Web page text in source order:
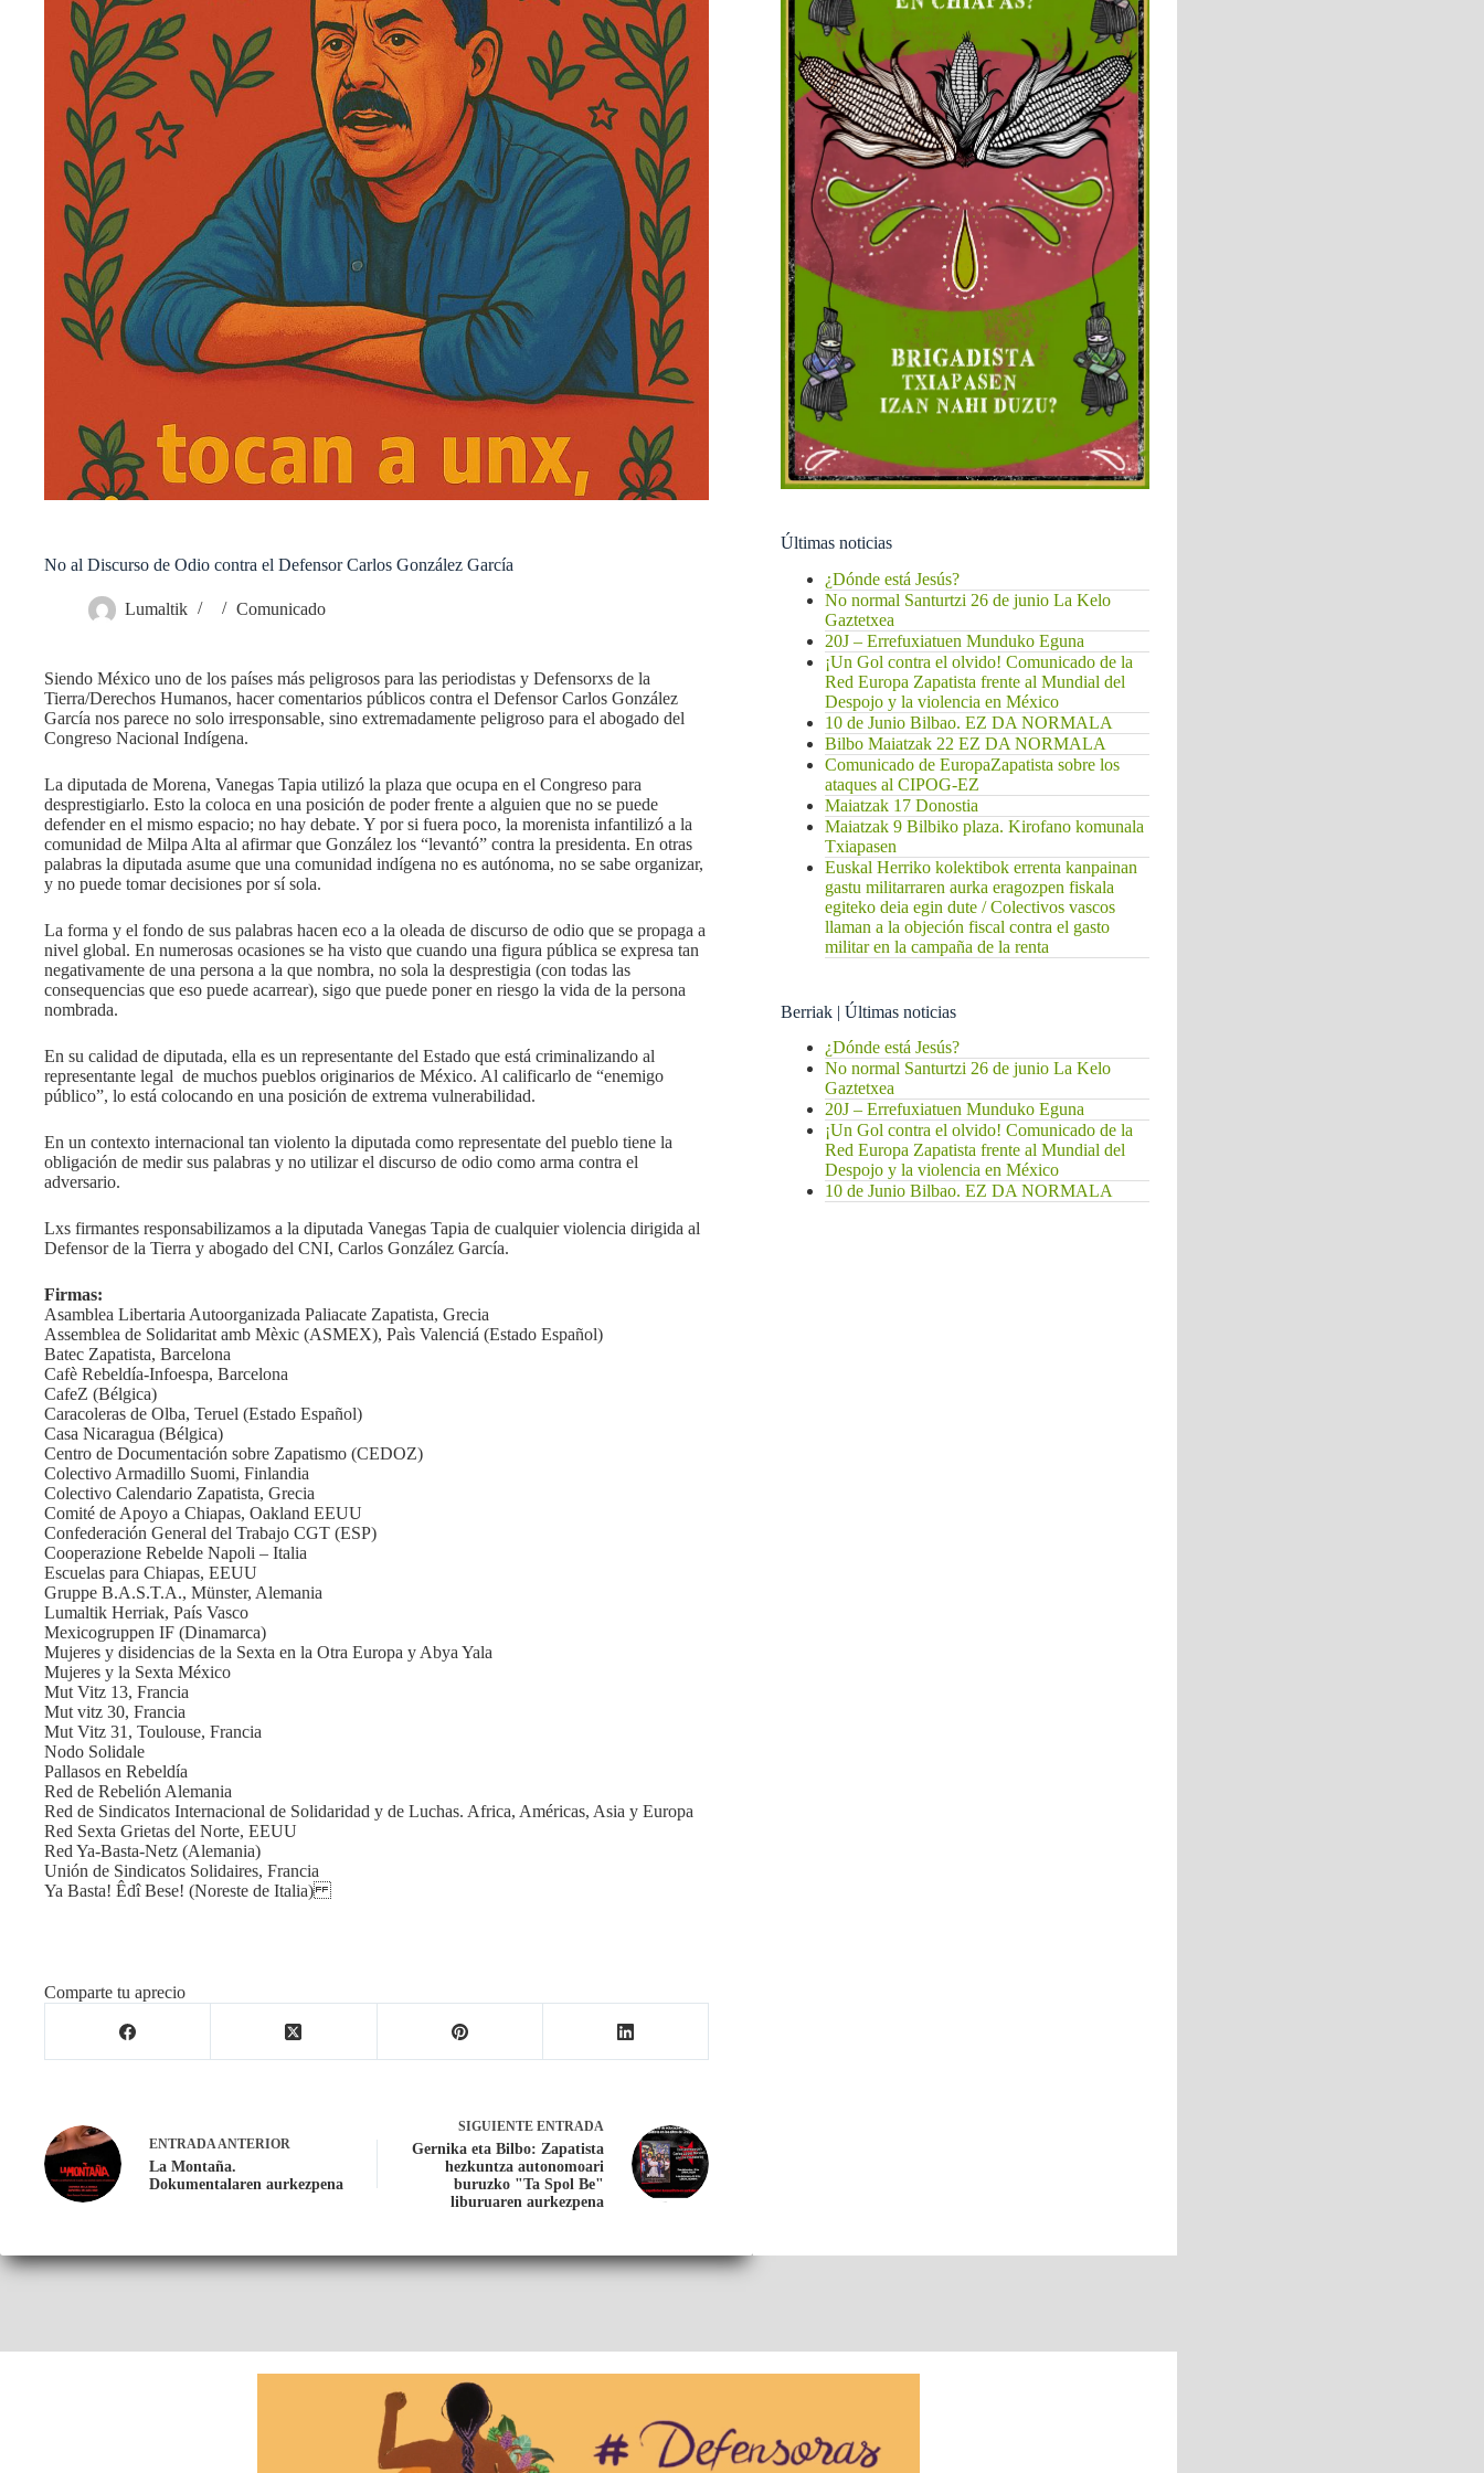
No al Discurso de Odio contra el Defensor Carlos González García
Lumaltik Comunicado
Siendo México uno de los países más peligrosos para las periodistas y Defensorxs de la
Tierra/Derechos Humanos, hacer comentarios públicos contra el Defensor Carlos González
García nos parece no solo irresponsable, sino extremadamente peligroso para el abogado del
Congreso Nacional Indígena.
La diputada de Morena, Vanegas Tapia utilizó la plaza que ocupa en el Congreso para
desprestigiarlo. Esto la coloca en una posición de poder frente a alguien que no se puede
defender en el mismo espacio; no hay debate. Y por si fuera poco, la morenista infantilizó a la
comunidad de Milpa Alta al afirmar que González los “levantó” contra la presidenta. En otras
palabras la diputada asume que una comunidad indígena no es autónoma, no se sabe organizar,
y no puede tomar decisiones por sí sola.
La forma y el fondo de sus palabras hacen eco a la oleada de discurso de odio que se propaga a
nivel global. En numerosas ocasiones se ha visto que cuando una figura pública se expresa tan
negativamente de una persona a la que nombra, no sola la desprestigia (con todas las
consequencias que eso puede acarrear), sigo que puede poner en riesgo la vida de la persona
nombrada.
En su calidad de diputada, ella es un representante del Estado que está criminalizando al
representante legal de muchos pueblos originarios de México. Al calificarlo de “enemigo
público”, lo está colocando en una posición de extrema vulnerabilidad.
En un contexto internacional tan violento la diputada como representate del pueblo tiene la
obligación de medir sus palabras y no utilizar el discurso de odio como arma contra el
adversario.
Lxs firmantes responsabilizamos a la diputada Vanegas Tapia de cualquier violencia dirigida al
Defensor de la Tierra y abogado del CNI, Carlos González García.
Firmas:
Asamblea Libertaria Autoorganizada Paliacate Zapatista, Grecia
Assemblea de Solidaritat amb Mèxic (ASMEX), Paìs Valenciá (Estado Español)
Batec Zapatista, Barcelona
Cafè Rebeldía-Infoespa, Barcelona
CafeZ (Bélgica)
Caracoleras de Olba, Teruel (Estado Español)
Casa Nicaragua (Bélgica)
Centro de Documentación sobre Zapatismo (CEDOZ)
Colectivo Armadillo Suomi, Finlandia
Colectivo Calendario Zapatista, Grecia
Comité de Apoyo a Chiapas, Oakland EEUU
Confederación General del Trabajo CGT (ESP)
Cooperazione Rebelde Napoli – Italia
Escuelas para Chiapas, EEUU
Gruppe B.A.S.T.A., Münster, Alemania
Lumaltik Herriak, País Vasco
Mexicogruppen IF (Dinamarca)
Mujeres y disidencias de la Sexta en la Otra Europa y Abya Yala
Mujeres y la Sexta México
Mut Vitz 13, Francia
Mut vitz 30, Francia
Mut Vitz 31, Toulouse, Francia
Nodo Solidale
Pallasos en Rebeldía
Red de Rebelión Alemania
Red de Sindicatos Internacional de Solidaridad y de Luchas. Africa, Américas, Asia y Europa
Red Sexta Grietas del Norte, EEUU
Red Ya-Basta-Netz (Alemania)
Unión de Sindicatos Solidaires, Francia
Ya Basta! Êdî Bese! (Noreste de Italia)
Comparte tu aprecio
ENTRADAANTERIOR
La Montaña.
Dokumentalaren aurkezpena
SIGUIENTEENTRADA
Gernika eta Bilbo: Zapatista
hezkuntza autonomoari
buruzko "Ta Spol Be"
liburuaren aurkezpena
Últimas noticias
¿Dónde está Jesús?
No normal Santurtzi 26 de junio La Kelo
Gaztetxea
20J – Errefuxiatuen Munduko Eguna
¡Un Gol contra el olvido! Comunicado de la
Red Europa Zapatista frente al Mundial del
Despojo y la violencia en México
10 de Junio Bilbao. EZ DA NORMALA
Bilbo Maiatzak 22 EZ DA NORMALA
Comunicado de EuropaZapatista sobre los
ataques al CIPOG-EZ
Maiatzak 17 Donostia
Maiatzak 9 Bilbiko plaza. Kirofano komunala
Txiapasen
Euskal Herriko kolektibok errenta kanpainan
gastu militarraren aurka eragozpen fiskala
egiteko deia egin dute / Colectivos vascos
llaman a la objeción fiscal contra el gasto
militar en la campaña de la renta
Berriak | Últimas noticias
¿Dónde está Jesús?
No normal Santurtzi 26 de junio La Kelo
Gaztetxea
20J – Errefuxiatuen Munduko Eguna
¡Un Gol contra el olvido! Comunicado de la
Red Europa Zapatista frente al Mundial del
Despojo y la violencia en México
10 de Junio Bilbao. EZ DA NORMALA